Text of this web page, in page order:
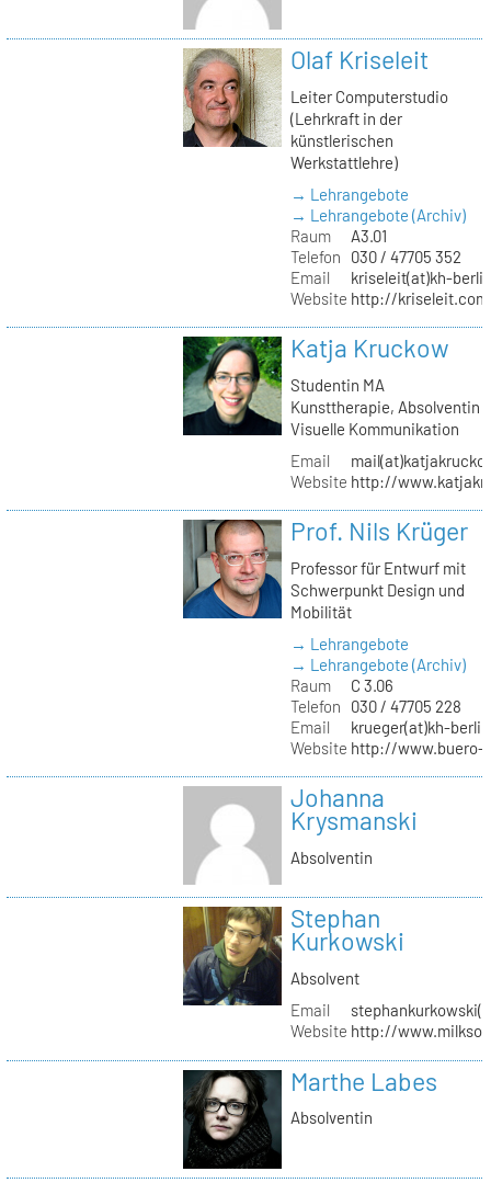
Olaf Kriseleit
Leiter Computerstudio
(Lehrkraft in der
künstlerischen
Werkstattlehre)
→ Lehrangebote
→ Lehrangebote (Archiv)
Raum
A3.01
Telefon
030 / 47705 352
Email
kriseleit(at)kh-
Website http://kriseleit.com
Katja Kruckow
Studentin MA
Kunsttherapie, Absolventin
Visuelle Kommunikation
Email
Website http://
Prof. Nils Krüger
Professor für Entwurf mit
Schwerpunkt Design und
Mobilität
→ Lehrangebote
→ Lehrangebote (Archiv)
Raum
C 3.06
Telefon
030 / 47705 228
Email
krueger(at)kh-
Website http://www.buero-
Johanna
Krysmanski
Absolventin
Stephan
Kurkowski
Absolvent
Email
Website http://
Marthe Labes
Absolventin